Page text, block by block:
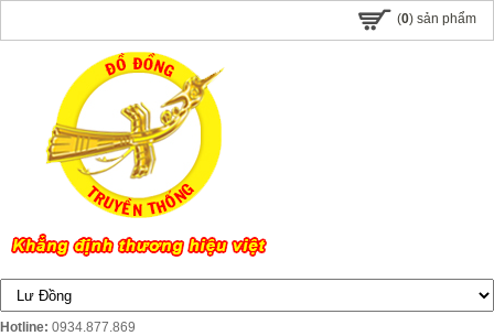
(0) sản phẩm
Hotline: 0934.877.869